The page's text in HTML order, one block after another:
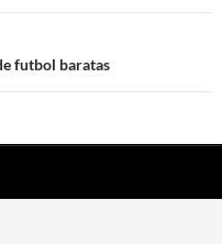
futbol baratas